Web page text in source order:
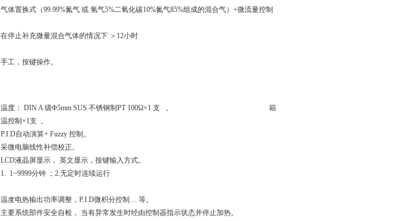
气体置换式（99.99%氮气 或 氢气5%二氧化碳10%氮气85%组成的混合气）+微流量控制
在停止补充微量混合气体的情况下 ＞12小时
手工，按键操作。
温度： DIN A 级Φ5mm SUS 不锈钢制 PT 100Ω×1 支 。 箱
温控制×1支 。
P.I.D自动演算+ Fuzzy 控制。
采微电脑线性补偿校正。
LCD液晶屏显示， 英文显示，按键输入方式。
1. 1~9999分钟 ；2.无定时连续运行
温度电热输出功率调整，P.I.D微积分控制… 等。
主要系统部件安全自检， 当有异常发生时经由控制器指示状态并停止加热。